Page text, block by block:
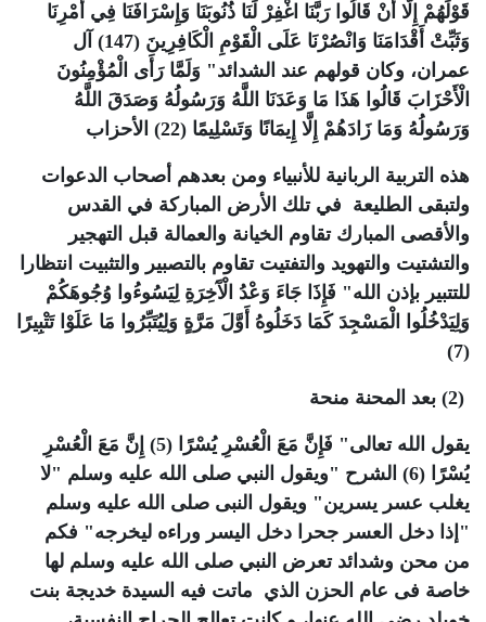
قَوْلَهُمْ إِلَّا أَنْ قَالُوا رَبَّنَا اغْفِرْ لَنَا ذُنُوبَنَا وَإِسْرَافَنَا فِي أَمْرِنَا
وَثَبِّتْ أَقْدَامَنَا وَانْصُرْنَا عَلَى الْقَوْمِ الْكَافِرِينَ (147) آل
عمران، وكان قولهم عند الشدائد" وَلَمَّا رَأَى الْمُؤْمِنُونَ
الْأَحْزَابَ قَالُوا هَذَا مَا وَعَدَنَا اللَّهُ وَرَسُولُهُ وَصَدَقَ اللَّهُ
وَرَسُولُهُ وَمَا زَادَهُمْ إِلَّا إِيمَانًا وَتَسْلِيمًا (22) الأحزاب
هذه التربية الربانية للأنبياء ومن بعدهم أصحاب الدعوات
ولتبقى الطليعة في تلك الأرض المباركة في القدس
والأقصى المبارك تقاوم الخيانة والعمالة قبل التهجير
والتشتيت والتهويد والتفتيت تقاوم بالتصبير والتثبيت انتظارا
للتتبير بإذن الله" فَإِذَا جَاءَ وَعْدُ الْآَخِرَةِ لِيَسُوءُوا وُجُوهَكُمْ
وَلِيَدْخُلُوا الْمَسْجِدَ كَمَا دَخَلُوهُ أَوَّلَ مَرَّةٍ وَلِيُتَبِّرُوا مَا عَلَوْا تَتْبِيرًا
(7)
(2) بعد المحنة منحة
يقول الله تعالى" فَإِنَّ مَعَ الْعُسْرِ يُسْرًا (5) إِنَّ مَعَ الْعُسْرِ
يُسْرًا (6) الشرح "ويقول النبي صلى الله عليه وسلم "لا
يغلب عسر يسرين" ويقول النبى صلى الله عليه وسلم
"إذا دخل العسر جحرا دخل اليسر وراءه ليخرجه" فكم
من محن وشدائد تعرض النبي صلى الله عليه وسلم لها
خاصة فى عام الحزن الذي ماتت فيه السيدة خديجة بنت